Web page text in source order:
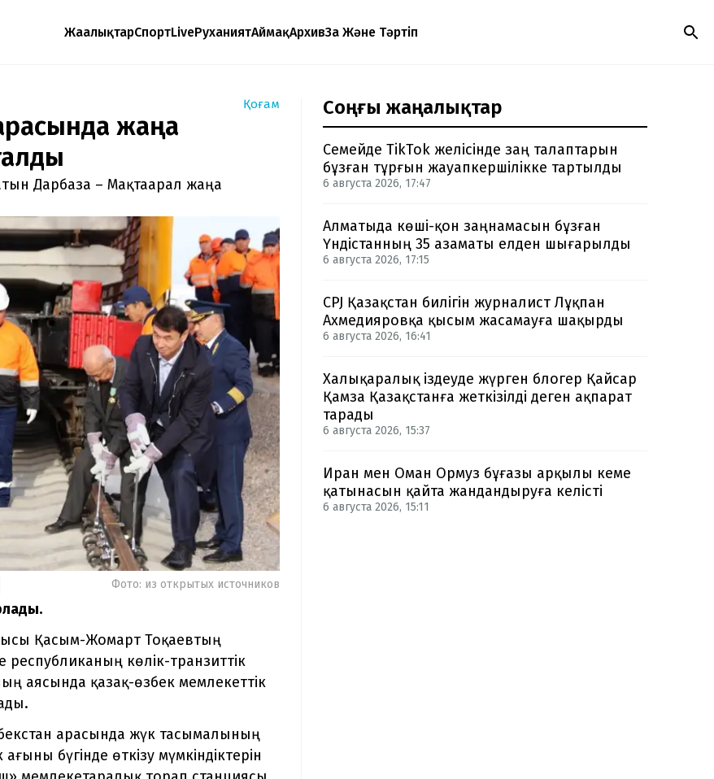
ЖаңалықтарСпортLiveРуханиятАймақАрхивЗаң Және Тәртіп
Қоғам
жаңа
Дарбаза – Мақтаарал жаңа
Фото: из открытых источников
Қасым-Жомарт Тоқаевтың
көлік-транзиттік
аясында қазақ-өзбек мемлекеттік
арасында жүк тасымалының
бүгінде өткізу мүмкіндіктерін
Соңғы жаңалықтар
Семейде TikTok желісінде заң талаптарын
бұзған тұрғын жауапкершілікке тартылды
6 августа 2026, 17:47
Алматыда көші-қон заңнамасын бұзған
Үндістанның 35 азаматы елден шығарылды
6 августа 2026, 17:15
CPJ Қазақстан билігін журналист Лұқпан
Ахмедияровқа қысым жасамауға шақырды
6 августа 2026, 16:41
Халықаралық іздеуде жүрген блогер Қайсар
Қамза Қазақстанға жеткізілді деген ақпарат
тарады
6 августа 2026, 15:37
Иран мен Оман Ормуз бұғазы арқылы кеме
қатынасын қайта жандандыруға келісті
6 августа 2026, 15:11